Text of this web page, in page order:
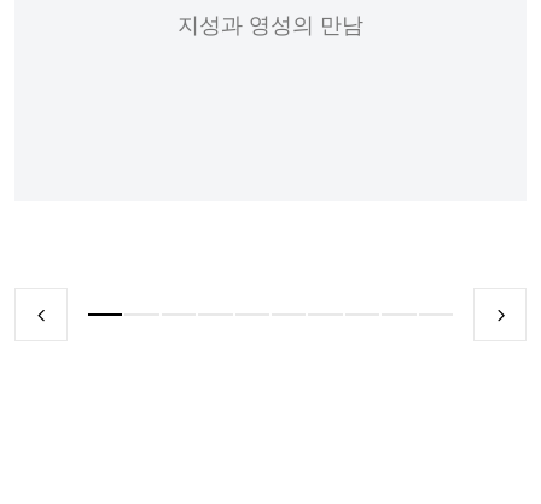
지성과 영성의 만남